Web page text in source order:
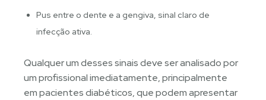
Pus entre o dente e a gengiva, sinal claro de
infecção ativa.
Qualquer um desses sinais deve ser analisado por
um profissional imediatamente, principalmente
em pacientes diabéticos, que podem apresentar